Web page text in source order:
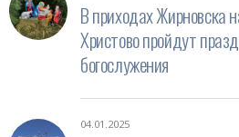
В приходах Жирновска
Христово пройдут
богослужения
04.01.2025